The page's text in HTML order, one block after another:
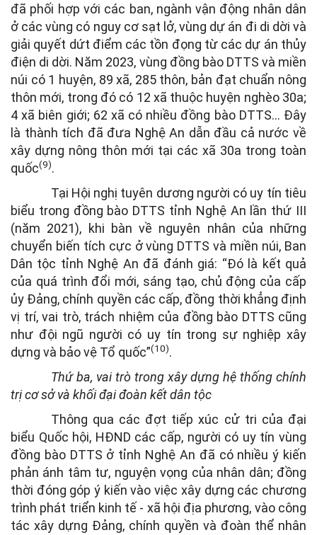
đã phối hợp với các ban, ngành vận động nhân dân
ở các vùng có nguy cơ sạt lở, vùng dự án đi di dời và
giải quyết dứt điểm các tồn đọng từ các dự án thủy
điện di dời. Năm 2023, vùng đồng bào DTTS và miền
núi có 1 huyện, 89 xã, 285 thôn, bản đạt chuẩn nông
thôn mới, trong đó có 12 xã thuộc huyện nghèo 30a;
4 xã biên giới; 62 xã có nhiều đồng bào DTTS... Đây
là thành tích đã đưa Nghệ An dẫn đầu cả nước về
xây dựng nông thôn mới tại các xã 30a trong toàn
quốc(9).
Tại Hội nghị tuyên dương người có uy tín tiêu
biểu trong đồng bào DTTS tỉnh Nghệ An lần thứ III
(năm 2021), khi bàn về nguyên nhân của những
chuyển biến tích cực ở vùng DTTS và miền núi, Ban
Dân tộc tỉnh Nghệ An đã đánh giá: “Đó là kết quả
của quá trình đổi mới, sáng tạo, chủ động của cấp
ủy Đảng, chính quyền các cấp, đồng thời khẳng định
vị trí, vai trò, trách nhiệm của đồng bào DTTS cũng
như đội ngũ người có uy tín trong sự nghiệp xây
dựng và bảo vệ Tổ quốc”(10).
Thứ ba, vai trò trong xây dựng hệ thống chính
trị cơ sở và khối đại đoàn kết dân tộc
Thông qua các đợt tiếp xúc cử tri của đại
biểu Quốc hội, HĐND các cấp, người có uy tín vùng
đồng bào DTTS ở tỉnh Nghệ An đã có nhiều ý kiến
phản ánh tâm tư, nguyện vọng của nhân dân; đồng
thời đóng góp ý kiến vào việc xây dựng các chương
trình phát triển kinh tế - xã hội địa phương, vào công
tác xây dựng Đảng, chính quyền và đoàn thể nhân